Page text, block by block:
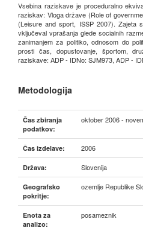
Vsebina raziskave je proceduralno
raziskav: Vloga države (Role of
(Leisure and sport, ISSP 2007). Zajeta
vključeval vprašanja glede socialnih
zanimanjem za politiko, odnosom do
prosti čas, dopustovanje, športom,
raziskave: ADP - IDNo: SJM973, ADP -
Metodologija
Čas zbiranja
podatkov:
oktober 2006 -
Čas izdelave: 2006
Država: Slovenija
Geografsko
pokritje:
ozemlje Republike
Enota za
analizo:
posameznik